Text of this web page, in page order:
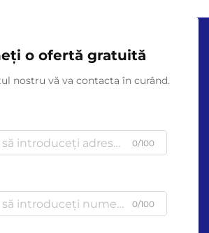
o ofertă gratuită
nostru vă va contacta în curând.
0/100
0/100